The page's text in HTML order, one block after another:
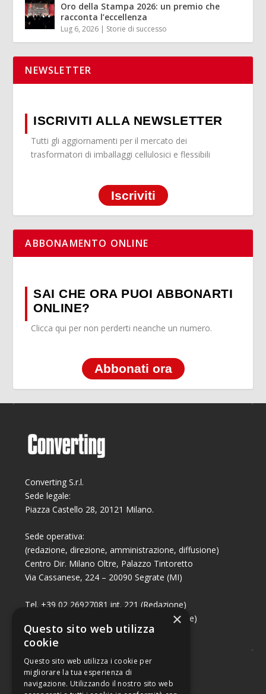
Oro della Stampa 2026: un premio che
racconta l’eccellenza
Lug 6, 2026 | Storie di successo
NEWSLETTER
ISCRIVITI ALLA NEWSLETTER
Tutti gli aggiornamenti per il mercato dei
trasformatori di imballaggi cellulosici e flessibili
Iscriviti
ABBONAMENTO ONLINE
SAI CHE ORA PUOI ABBONARTI
ONLINE?
Clicca qui per non perderti neanche un numero.
Abbonati ora
Converting S.r.l.
Sede legale:
Piazza Castello 28, 20121 Milano.
Sede operativa:
(redazione, direzione, amministrazione, diffusione)
Centro Dir. Milano Oltre, Palazzo Tintoretto
Via Cassanese, 224 – 20090 Segrate (MI)
Tel. +39 02 26927081 int. 221 (Redazione)
Tel. +39 02 26927081 int. 224 (Commerciale)
Fax +39 02 26951006
×
Questo sito web utilizza
cookie
Questo sito web utilizza i cookie per
migliorare la tua esperienza di
navigazione. Utilizzando il nostro sito web